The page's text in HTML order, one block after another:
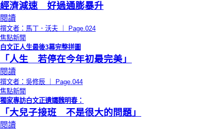
經濟減速 好過通膨暴升
閱讀
撰文者：馬丁．沃夫 ｜ Page.024
焦點新聞
白文正人生最後3幕完整拼圖
「人生 若停在今年初最完美」
閱讀
撰文者：吳修辰 ｜ Page.044
焦點新聞
獨家專訪白文正遺孀魏明春：
「大兒子接班 不是很大的問題」
閱讀